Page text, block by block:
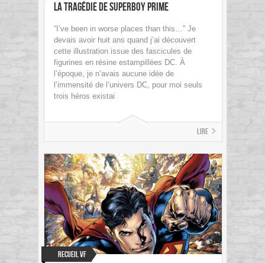
La Tragédie de Superboy Prime
“I’ve been in worse places than this…” Je
devais avoir huit ans quand j’ai découvert
cette illustration issue des fascicules de
figurines en résine estampillées DC. À
l’époque, je n’avais aucune idée de
l’immensité de l’univers DC, pour moi seuls
trois héros existai
Lire
Recueil VF